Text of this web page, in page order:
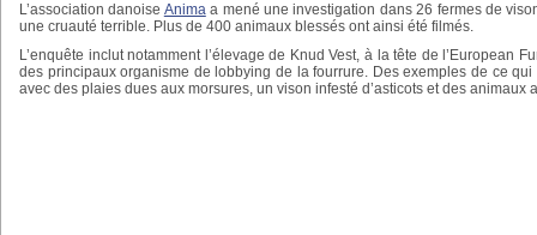
L’association danoise Animaa mené une investigation dans 26 fermes de
une cruauté terrible. Plus de 400 animaux blessés ont ainsi été filmés.
L’enquête inclut notamment l’élevage de Knud Vest, à la tête de l’European
des principaux organisme de lobbying de la fourrure. Des exemples de ce
avec des plaies dues aux morsures, un vison infesté d’asticots et des animaux